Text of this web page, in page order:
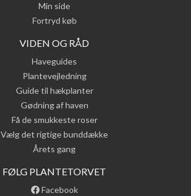
Min side
Fortryd køb
VIDEN OG RÅD
Haveguides
Plantevejledning
Guide til hækplanter
Gødning af haven
Få de smukkeste roser
Vælg det rigtige bunddække
Årets gang
FØLG PLANTETORVET
Facebook